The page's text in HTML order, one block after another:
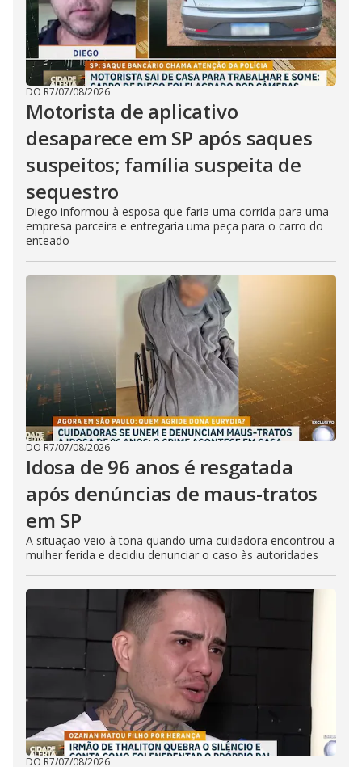
DO R7/07/08/2026
Motorista de aplicativo
desaparece em SP após saques
suspeitos; família suspeita de
sequestro
Diego informou à esposa que faria uma corrida para uma
empresa parceira e entregaria uma peça para o carro do
enteado
DO R7/07/08/2026
Idosa de 96 anos é resgatada
após denúncias de maus-tratos
em SP
A situação veio à tona quando uma cuidadora encontrou a
mulher ferida e decidiu denunciar o caso às autoridades
DO R7/07/08/2026